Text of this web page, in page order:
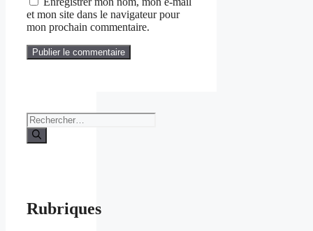
et mon site dans le navigateur pour
mon prochain commentaire.
Rechercher :
Rubriques